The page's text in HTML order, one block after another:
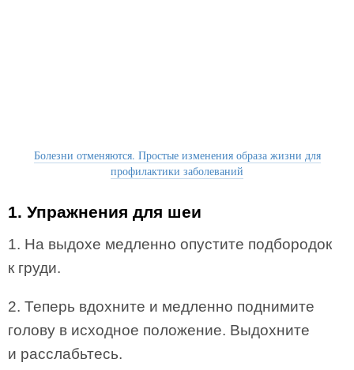
Болезни отменяются. Простые изменения образа жизни для
профилактики заболеваний
1. Упражнения для шеи
1. На выдохе медленно опустите подбородок
к груди.
2. Теперь вдохните и медленно поднимите
голову в исходное положение. Выдохните
и расслабьтесь.